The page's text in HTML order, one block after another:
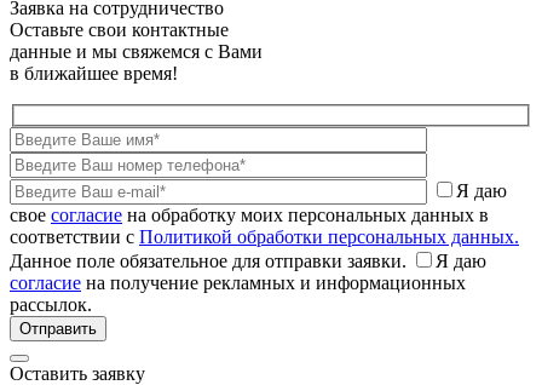
Заявка на сотрудничество
Оставьте свои контактные
данные и мы свяжемся с Вами
в ближайшее время!
Я даю
свое согласие на обработку моих персональных данных в
соответствии с Политикой обработки персональных данных.
Данное поле обязательное для отправки заявки.
Я даю
согласие на получение рекламных и информационных
рассылок.
Оставить заявку